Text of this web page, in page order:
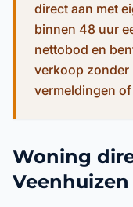
direct aan met
binnen 48 uur
nettobod en
verkoop zonder
vermeldingen
Woning
Veenhuizen